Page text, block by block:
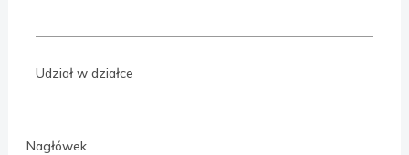
Udział w działce
Nagłówek